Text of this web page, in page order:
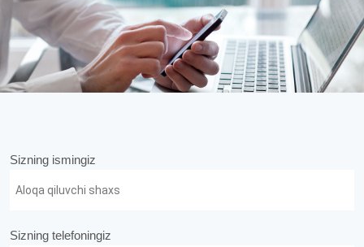
Sizning ismingiz
Sizning telefoningiz